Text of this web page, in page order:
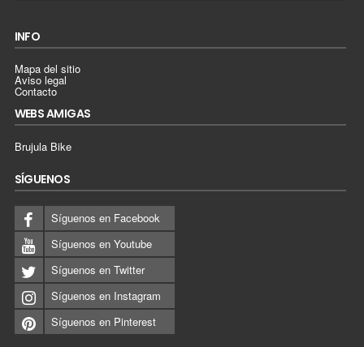
INFO
Mapa del sitio
Aviso legal
Contacto
WEBS AMIGAS
Brujula Bike
SÍGUENOS
Síguenos en Facebook
Síguenos en Youtube
Síguenos en Twitter
Síguenos en Instagram
Síguenos en Pinterest